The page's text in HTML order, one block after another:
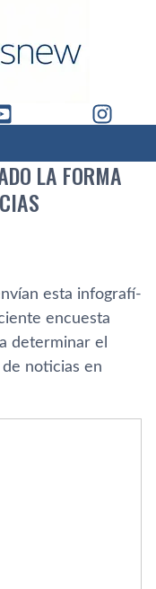
LA FORMA
esta infografí­
encuesta
determinar el
noticias en